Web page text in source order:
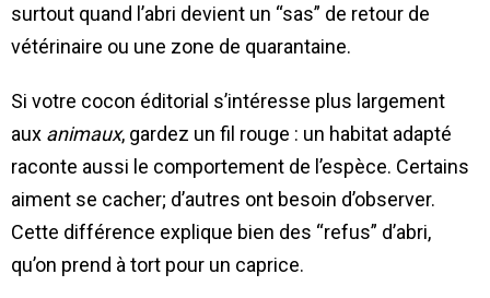
surtout quand l’abri devient un “sas” de retour de
vétérinaire ou une zone de quarantaine.
Si votre cocon éditorial s’intéresse plus largement
aux animaux, gardez un fil rouge : un habitat adapté
raconte aussi le comportement de l’espèce. Certains
aiment se cacher; d’autres ont besoin d’observer.
Cette différence explique bien des “refus” d’abri,
qu’on prend à tort pour un caprice.